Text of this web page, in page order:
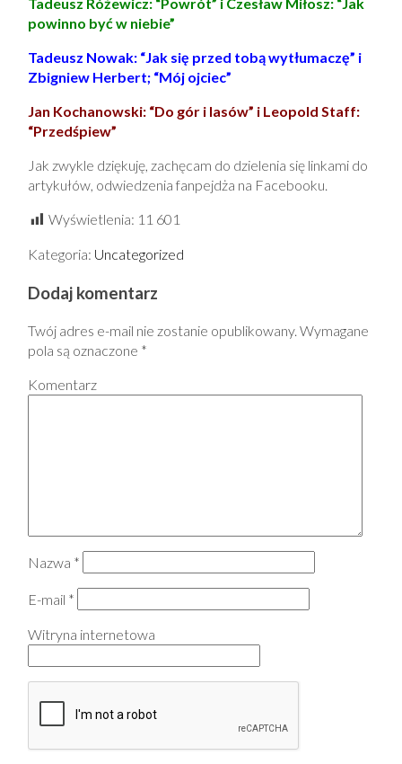
powinno być w niebie”
Tadeusz Nowak: “Jak się przed tobą wytłumaczę” i
Zbigniew Herbert; “Mój ojciec”
Jan Kochanowski: “Do gór i lasów” i Leopold Staff:
“Przedśpiew”
Jak zwykle dziękuję, zachęcam do dzielenia się linkami do
artykułów, odwiedzenia fanpejdża na Facebooku.
Wyświetlenia: 11 601
Kategoria: Uncategorized
Dodaj komentarz
Twój adres e-mail nie zostanie opublikowany. Wymagane
pola są oznaczone *
Komentarz
Nazwa *
E-mail *
Witryna internetowa